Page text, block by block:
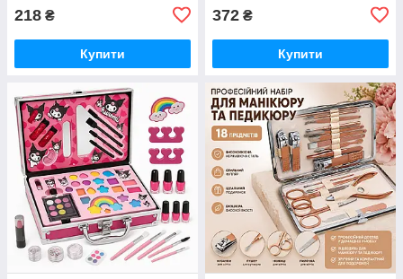
218 ₴
Купити
372 ₴
Купити